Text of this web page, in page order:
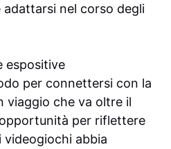
nel corso degli
espositive
per connettersi con la
viaggio che va oltre il
per riflettere
videogiochi abbia